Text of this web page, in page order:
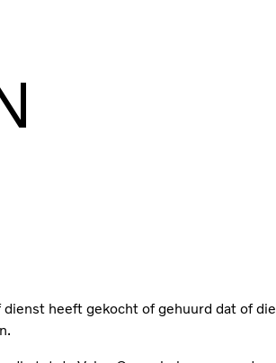
heeft gekocht of gehuurd dat of die